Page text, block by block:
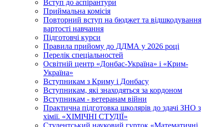
Вступ до аспірантури
Приймальна комісія
Повторний вступ на бюджет та відшкодування
вартості навчання
Підготовчі курси
Правила прийому до ДДМА у 2026 році
Перелік спеціальностей
Освітній центр «Донбас-Україна» і «Крим-
Україна»
Вступникам з Криму і Донбасу
Вступникам, які знаходяться за кордоном
Вступникам - ветеранам війни
Практична підготовка школярів до здачі ЗНО з
хімії. «ХІМІЧНІ СТУДІЇ»
Студентський науковий гурток «Математичні